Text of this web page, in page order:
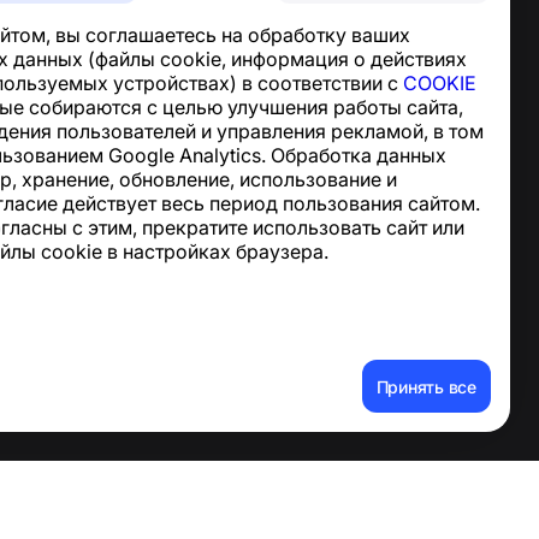
вы соглашаетесь на обработку ваших
данных (файлы cookie, информация о действиях
устройствах) в соответствии с COOKIE
собираются с целью улучшения работы сайта,
пользователей и управления рекламой, в том
Google Analytics. Обработка данных
хранение, обновление, использование и
действует весь период пользования сайтом.
с этим, прекратите использовать сайт или
cookie в настройках браузера.
Принять все
Новости и статьи
О проекте
Контакты